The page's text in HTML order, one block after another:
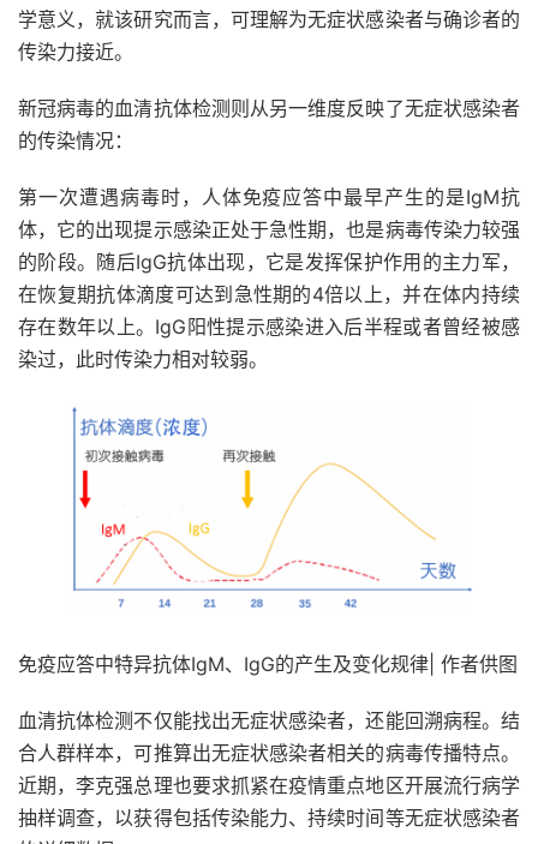
学意义，就该研究而言，可理解为无症状感染者与确诊者的
传染力接近。
新冠病毒的血清抗体检测则从另一维度反映了无症状感染者
的传染情况：
第一次遭遇病毒时，人体免疫应答中最早产生的是IgM抗
体，它的出现提示感染正处于急性期，也是病毒传染力较强
的阶段。随后IgG抗体出现，它是发挥保护作用的主力军，
在恢复期抗体滴度可达到急性期的4倍以上，并在体内持续
存在数年以上。IgG阳性提示感染进入后半程或者曾经被感
染过，此时传染力相对较弱。
免疫应答中特异抗体IgM、IgG的产生及变化规律| 作者供图
血清抗体检测不仅能找出无症状感染者，还能回溯病程。结
合人群样本，可推算出无症状感染者相关的病毒传播特点。
近期，李克强总理也要求抓紧在疫情重点地区开展流行病学
抽样调查，以获得包括传染能力、持续时间等无症状感染者